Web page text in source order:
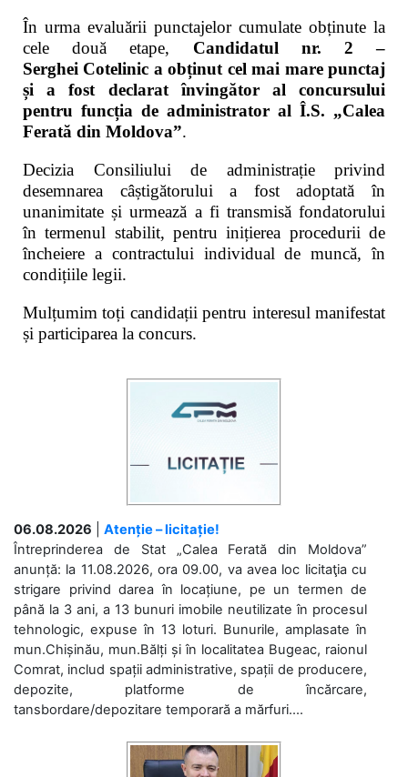
În urma evaluării punctajelor cumulate obținute la
cele două etape, Candidatul nr. 2 –
Serghei Cotelinic a obținut cel mai mare punctaj
și a fost declarat învingător al concursului
pentru funcția de administrator al Î.S. „Calea
Ferată din Moldova”.
Decizia Consiliului de administrație privind
desemnarea câștigătorului a fost adoptată în
unanimitate și urmează a fi transmisă fondatorului
în termenul stabilit, pentru inițierea procedurii de
încheiere a contractului individual de muncă, în
condițiile legii.
Mulțumim toți candidații pentru interesul manifestat
și participarea la concurs.
06.08.2026
Atenție – licitație!
Întreprinderea de Stat „Calea Ferată din Moldova”
anunță: la 11.08.2026, ora 09.00, va avea loc licitaţia cu
strigare privind darea în locațiune, pe un termen de
până la 3 ani, a 13 bunuri imobile neutilizate în procesul
tehnologic, expuse în 13 loturi. Bunurile, amplasate în
mun.Chișinău, mun.Bălți și în localitatea Bugeac, raionul
Comrat, includ spații administrative, spații de producere,
depozite, platforme de încărcare,
tansbordare/depozitare temporară a mărfuri....